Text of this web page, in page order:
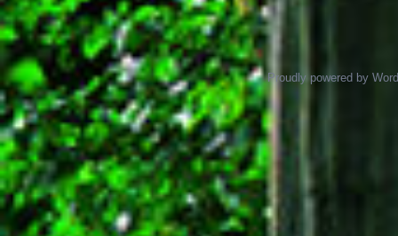
Proudly powered by